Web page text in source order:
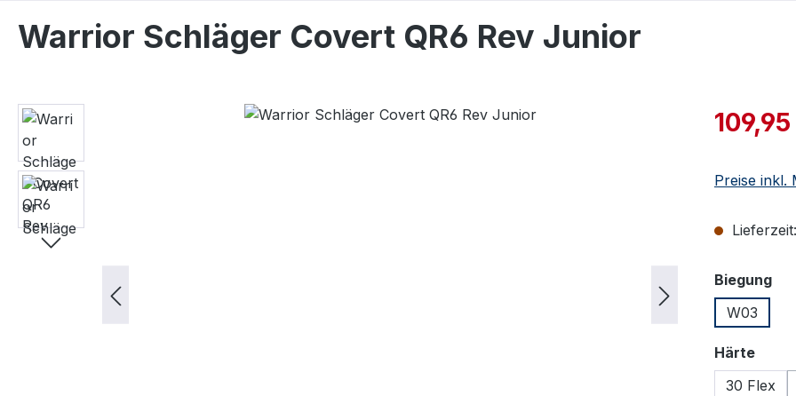
Warrior Schläger Covert QR6 Rev Junior
Bildergalerie überspringen
Preise inkl.
Biegung
W03
Härte
30 Flex